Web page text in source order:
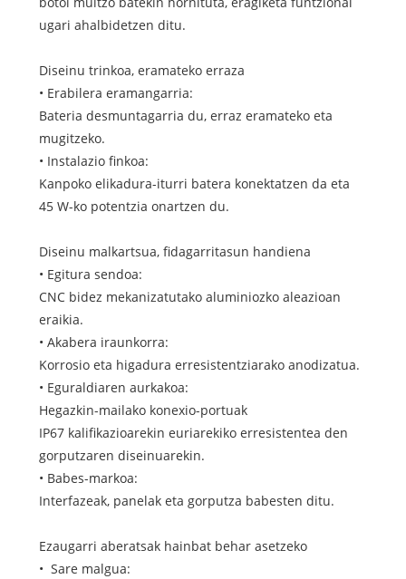
ugari ahalbidetzen ditu.
Diseinu trinkoa, eramateko erraza
• Erabilera eramangarria:
Bateria desmuntagarria du, erraz eramateko eta
mugitzeko.
• Instalazio finkoa:
Kanpoko elikadura-iturri batera konektatzen da eta
45 W-ko potentzia onartzen du.
Diseinu malkartsua, fidagarritasun handiena
• Egitura sendoa:
CNC bidez mekanizatutako aluminiozko aleazioan
eraikia.
• Akabera iraunkorra:
Korrosio eta higadura erresistentziarako anodizatua.
• Eguraldiaren aurkakoa:
Hegazkin-mailako konexio-portuak
IP67 kalifikazioarekin euriarekiko erresistentea den
gorputzaren diseinuarekin.
• Babes-markoa:
Interfazeak, panelak eta gorputza babesten ditu.
Ezaugarri aberatsak hainbat behar asetzeko
• Sare malgua: